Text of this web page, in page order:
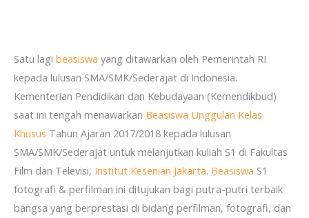
Satu lagi beasiswa yang ditawarkan oleh Pemerintah RI
kepada lulusan SMA/SMK/Sederajat di Indonesia.
Kementerian Pendidikan dan Kebudayaan (Kemendikbud)
saat ini tengah menawarkan Beasiswa Unggulan Kelas
Khusus Tahun Ajaran 2017/2018 kepada lulusan
SMA/SMK/Sederajat untuk melanjutkan kuliah S1 di Fakultas
Film dan Televisi, Institut Kesenian Jakarta. Beasiswa S1
fotografi & perfilman ini ditujukan bagi putra-putri terbaik
bangsa yang berprestasi di bidang perfilman, fotografi, dan